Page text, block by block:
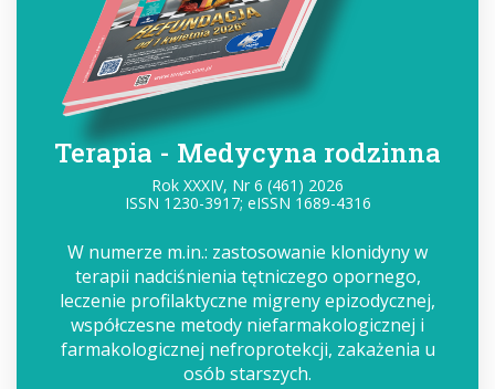
Terapia - Medycyna rodzinna
Rok XXXIV, Nr 6 (461) 2026
ISSN 1230-3917; eISSN 1689-4316
W numerze m.in.: zastosowanie klonidyny w
terapii nadciśnienia tętniczego opornego,
leczenie profilaktyczne migreny epizodycznej,
współczesne metody niefarmakologicznej i
farmakologicznej nefroprotekcji, zakażenia u
osób starszych.